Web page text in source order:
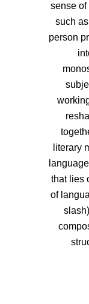
sense of
such
person
literary
that lies
of